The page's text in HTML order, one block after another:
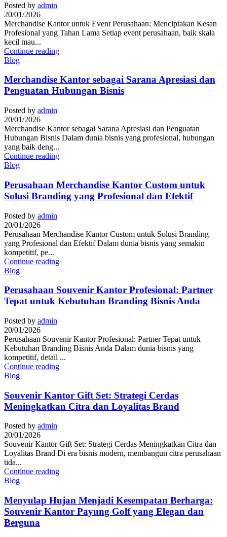
Posted by admin
20/01/2026
Merchandise Kantor untuk Event Perusahaan: Menciptakan Kesan
Profesional yang Tahan Lama Setiap event perusahaan, baik skala
kecil mau...
Continue reading
Blog
Merchandise Kantor sebagai Sarana Apresiasi dan
Penguatan Hubungan Bisnis
Posted by admin
20/01/2026
Merchandise Kantor sebagai Sarana Apresiasi dan Penguatan
Hubungan Bisnis Dalam dunia bisnis yang profesional, hubungan
yang baik deng...
Continue reading
Blog
Perusahaan Merchandise Kantor Custom untuk
Solusi Branding yang Profesional dan Efektif
Posted by admin
20/01/2026
Perusahaan Merchandise Kantor Custom untuk Solusi Branding
yang Profesional dan Efektif Dalam dunia bisnis yang semakin
kompetitif, pe...
Continue reading
Blog
Perusahaan Souvenir Kantor Profesional: Partner
Tepat untuk Kebutuhan Branding Bisnis Anda
Posted by admin
20/01/2026
Perusahaan Souvenir Kantor Profesional: Partner Tepat untuk
Kebutuhan Branding Bisnis Anda Dalam dunia bisnis yang
kompetitif, detail ...
Continue reading
Blog
Souvenir Kantor Gift Set: Strategi Cerdas
Meningkatkan Citra dan Loyalitas Brand
Posted by admin
20/01/2026
Souvenir Kantor Gift Set: Strategi Cerdas Meningkatkan Citra dan
Loyalitas Brand Di era bisnis modern, membangun citra perusahaan
tida...
Continue reading
Blog
Menyulap Hujan Menjadi Kesempatan Berharga:
Souvenir Kantor Payung Golf yang Elegan dan
Berguna